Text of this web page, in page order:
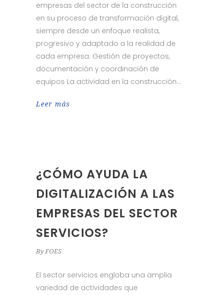
empresas del sector de la construcción
en su proceso de transformación digital,
siempre desde un enfoque realista,
progresivo y adaptado a la realidad de
cada empresa. Gestión de proyectos,
documentación y coordinación de
equipos La actividad en la construcción
Leer más
¿CÓMO AYUDA LA
DIGITALIZACIÓN A LAS
EMPRESAS DEL SECTOR
SERVICIOS?
By FOES
El sector servicios engloba una amplia
variedad de actividades que